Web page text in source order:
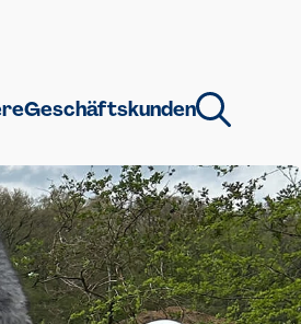
Geschäftskunden